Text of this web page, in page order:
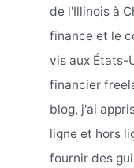
de l'Illinois à
finance et le
vis aux États-
financier
blog, j'ai
ligne et hors
fournir des